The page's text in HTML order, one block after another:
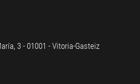
3 - 01001 - Vitoria-Gasteiz